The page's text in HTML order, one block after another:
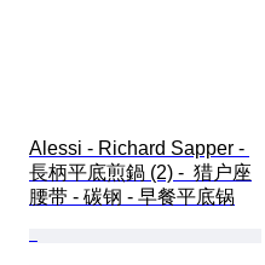
Alessi - Richard Sapper -
長柄平底煎鍋 (2) -  猎户座
腰带 - 碳钢 - 早餐平底锅